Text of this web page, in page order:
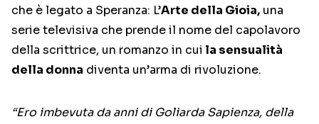
che è legato a Speranza: L’Arte della Gioia, una
serie televisiva che prende il nome del capolavoro
della scrittrice, un romanzo in cui la sensualità
della donna diventa un’arma di rivoluzione.
“Ero imbevuta da anni di Goliarda Sapienza, della